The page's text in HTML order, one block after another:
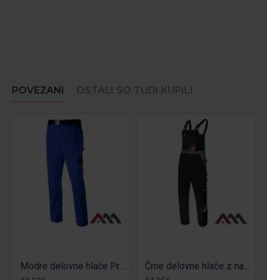
POVEZANI OSTALI SO TUDI KUPILI
Modre delovne hlače Professional Črne delovne hlače z naramnicami Professional black